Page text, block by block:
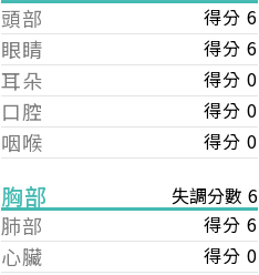
頭部 得分 6
眼睛 得分 6
耳朵 得分 0
口腔 得分 0
咽喉 得分 0
胸部 失調分數 6
肺部 得分 6
心臟 得分 0